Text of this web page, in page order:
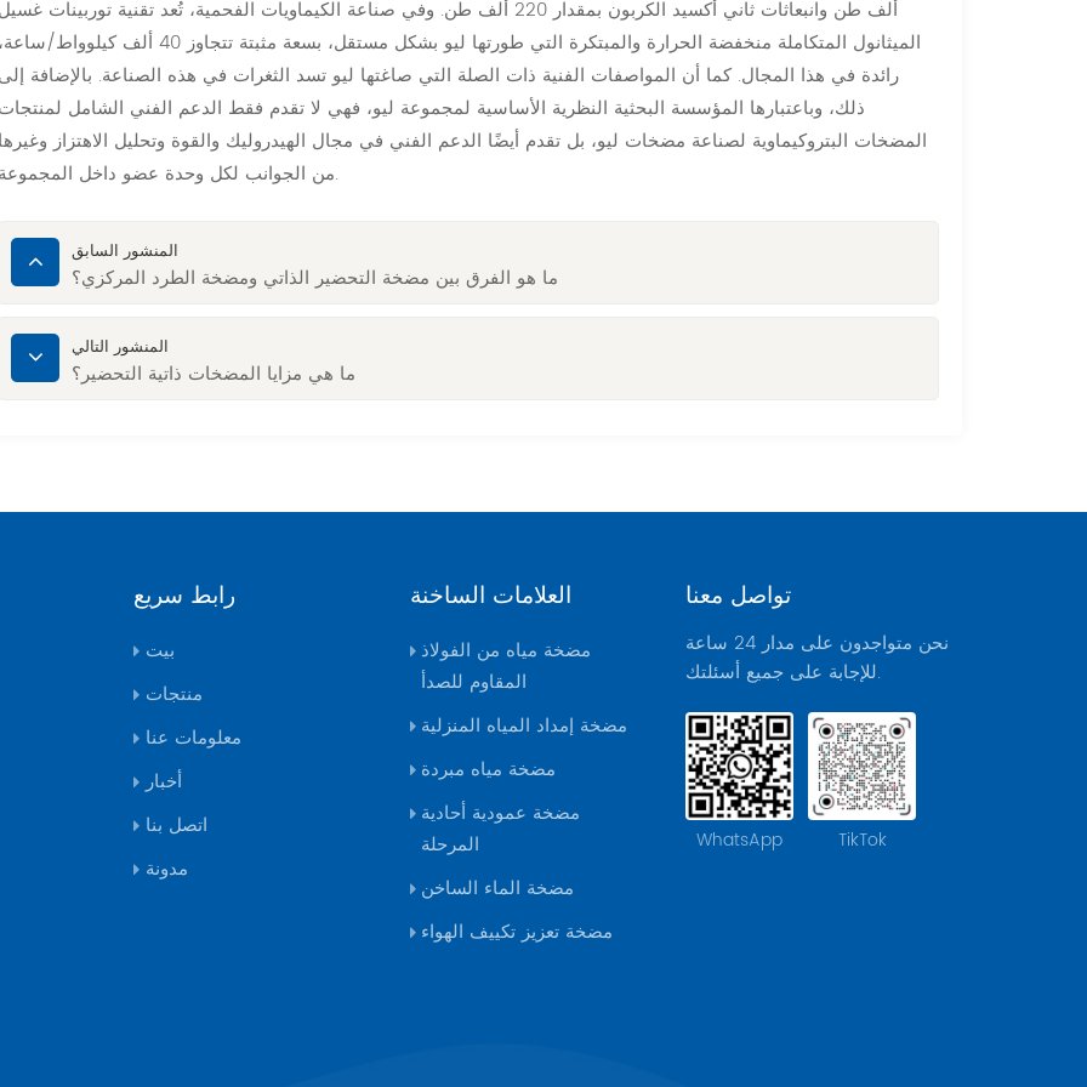
ألف طن وانبعاثات ثاني أكسيد الكربون بمقدار 220 ألف طن. وفي صناعة الكيماويات الفحمية، تُعد تقنية توربينات
الميثانول المتكاملة منخفضة الحرارة والمبتكرة التي طورتها ليو بشكل مستقل، بسعة مثبتة تتجاوز 40 ألف كيلوواط/
رائدة في هذا المجال. كما أن المواصفات الفنية ذات الصلة التي صاغتها ليو تسد الثغرات في هذه الصناعة. بالإضافة
ذلك، وباعتبارها المؤسسة البحثية النظرية الأساسية لمجموعة ليو، فهي لا تقدم فقط الدعم الفني الشامل
المضخات البتروكيماوية لصناعة مضخات ليو، بل تقدم أيضًا الدعم الفني في مجال الهيدروليك والقوة وتحليل الاهتزاز
من الجوانب لكل وحدة عضو داخل المجموعة.
المنشور السابق
ما هو الفرق بين مضخة التحضير الذاتي ومضخة الطرد المركزي؟
المنشور التالي
ما هي مزايا المضخات ذاتية التحضير؟
رابط سريع
بيت
منتجات
معلومات عنا
أخبار
اتصل بنا
مدونة
العلامات الساخنة
مضخة مياه من الفولاذ
المقاوم للصدأ
مضخة إمداد المياه المنزلية
مضخة مياه مبردة
مضخة عمودية أحادية
المرحلة
مضخة الماء الساخن
مضخة تعزيز تكييف الهواء
تواصل معنا
نحن متواجدون على مدار 24 ساعة
للإجابة على جميع أسئلتك.
WhatsApp TikTok